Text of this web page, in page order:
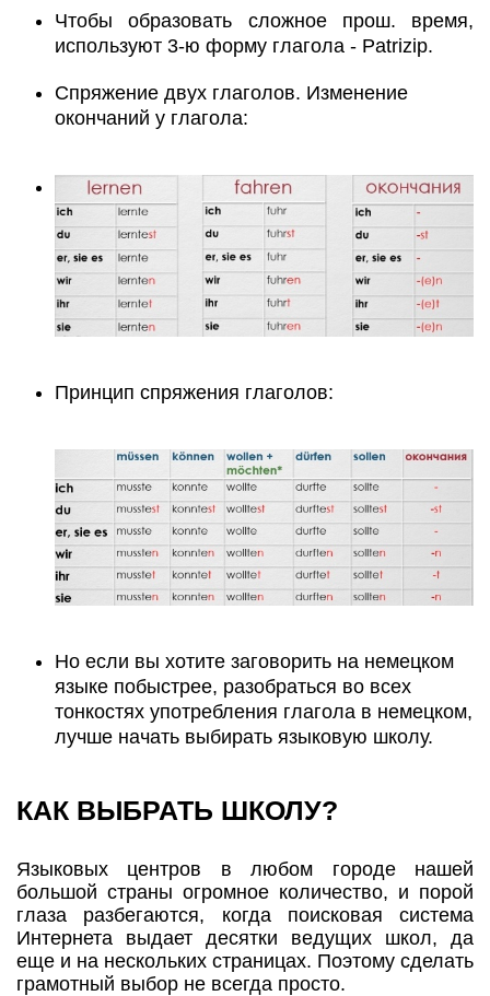
Чтобы образовать сложное прош. время,
используют 3-ю форму глагола - Patrizip.
Спряжение двух глаголов. Изменение
окончаний у глагола:
Принцип спряжения глаголов:
Но если вы хотите заговорить на немецком
языке побыстрее, разобраться во всех
тонкостях употребления глагола в немецком,
лучше начать выбирать языковую школу.
КАК ВЫБРАТЬ ШКОЛУ?
Языковых центров в любом городе нашей
большой страны огромное количество, и порой
глаза разбегаются, когда поисковая система
Интернета выдает десятки ведущих школ, да
еще и на нескольких страницах. Поэтому сделать
грамотный выбор не всегда просто.